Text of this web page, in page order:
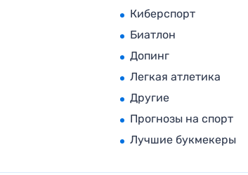
Киберспорт
Биатлон
Допинг
Легкая атлетика
Другие
Прогнозы на спорт
Лучшие букмекеры